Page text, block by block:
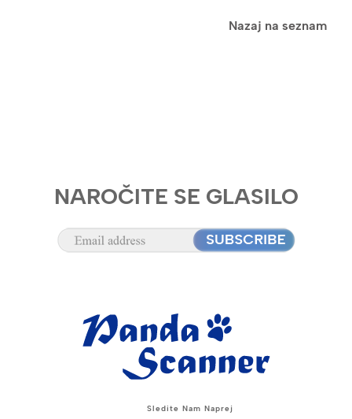
Nazaj na seznam
NAROČITE SE GLASILO
Sledite Nam Naprej